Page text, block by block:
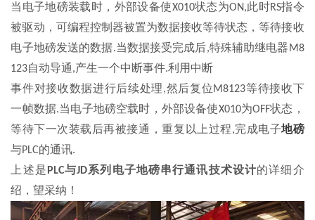
当电子地磅装载时，外部设备使X010状态为ON,此时RS指令
被驱动，可编程控制器被置为数据接收等待状态，等待接收
电子地磅发送的数据.当数据接受完成后,特殊辅助继电器M8
123自动导通,产生一个中断事件.利用中断
事件对接收数据进行后续处理,然后复位M8123等待接收下
一帧数据.当电子地磅空载时，外部设备使X010为OFF状态，
等待下一次装载后再被接通，重复以上过程,完成电子地磅
与PLC的通讯.
上述是PLC与JD系列电子地磅串行通讯技术设计的详细介
绍，望采纳！